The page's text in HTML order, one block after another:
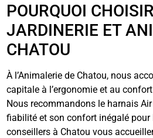
POURQUOI
JARDINERIE ET
CHATOU
À l’Animalerie de Chatou, nous
capitale à l’ergonomie et au
Nous recommandons le harnais
fiabilité et son confort inégalé
conseillers à Chatou vous